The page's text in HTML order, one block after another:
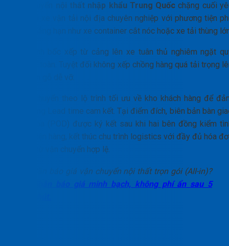
nội thất nhập khẩu Trung Quốc chặng cuối
cầu đội xe vận tải nội địa chuyên nghiệp với phương tiện
hợp. Chẳng hạn như xe container cắt nóc hoặc xe tải thùng
Quá trình bốc xếp từ cảng lên xe tuân thủ nghiêm ngặt
định an toàn. Tuyệt đối không xếp chồng hàng quá tải trọng
các kiện gỗ dễ vỡ.
Xe di chuyển theo lộ trình tối ưu về kho khách hàng để
bảo đúng Lead time cam kết. Tại điểm đích, biên bản bàn
hàng hóa (POD) được ký kết sau khi hai bên đồng kiểm
trạng kiện hàng, kết thúc chu trình logistics với đầy đủ hóa
chứng từ vận chuyển hợp lệ.
Cần báo giá vận chuyển nội thất trọn gói (All-in)?
Nhận báo giá minh bạch, không phí ẩn sau 5